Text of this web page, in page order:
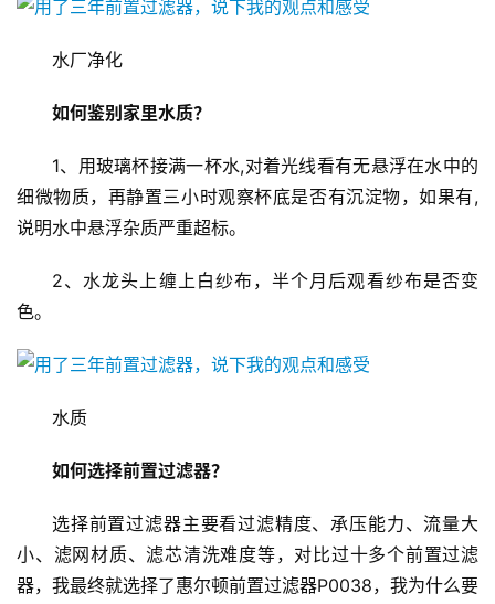
水厂净化
如何鉴别家里水质？
1、用玻璃杯接满一杯水,对着光线看有无悬浮在水中的
细微物质，再静置三小时观察杯底是否有沉淀物，如果有,
说明水中悬浮杂质严重超标。
2、水龙头上缠上白纱布，半个月后观看纱布是否变
色。
水质
如何选择前置过滤器？
选择前置过滤器主要看过滤精度、承压能力、流量大
小、滤网材质、滤芯清洗难度等，对比过十多个前置过滤
器，我最终就选择了惠尔顿前置过滤器P0038，我为什么要